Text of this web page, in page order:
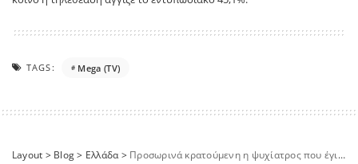
TAGS: Mega (TV)
Layout > Blog> Ελλάδα> Προσωρινά κρατούμενη η ψυχίατρος που έγινε ντίλερ ναρκωτικών